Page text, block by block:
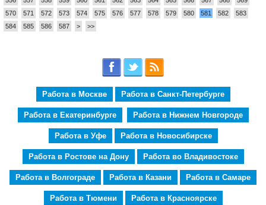
570
571 572 573 574 575 576 577 578 579 580 581 582
583
584
585 586 587 > >>
Работа в Москве Работа в Санкт-Петербурге
Работа в Екатеринбурге Работа в Нижнем Новгороде
Работа в Уфе Работа в Новосибирске
Работа в Ростове на Дону Работа во Владивостоке
Работа в Волгограде Работа в Казани Работа в Самаре
Работа в Тюмени Работа в Красноярске